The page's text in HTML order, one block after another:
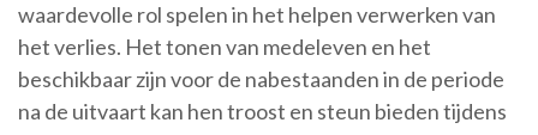
waardevolle rol spelen in het helpen verwerken van
het verlies. Het tonen van medeleven en het
beschikbaar zijn voor de nabestaanden in de periode
na de uitvaart kan hen troost en steun bieden tijdens